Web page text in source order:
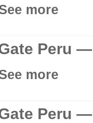
more
Peru
more
Peru